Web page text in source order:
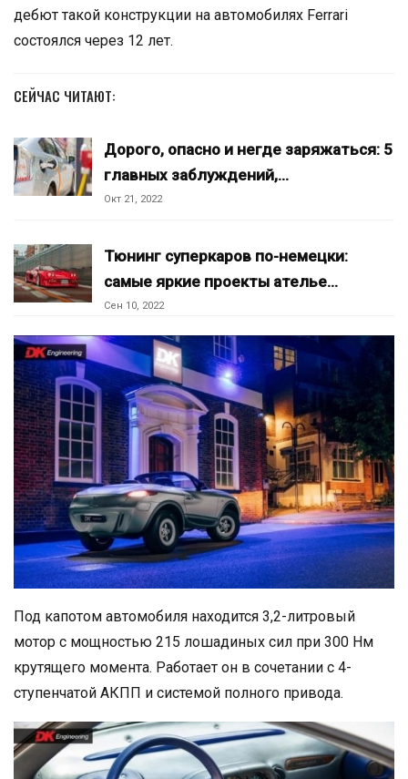
дебют такой конструкции на автомобилях Ferrari
состоялся через 12 лет.
СЕЙЧАС ЧИТАЮТ:
Дорого, опасно и негде заряжаться: 5
главных заблуждений,…
Окт 21, 2022
Тюнинг суперкаров по-немецки:
самые яркие проекты ателье…
Сен 10, 2022
Под капотом автомобиля находится 3,2-литровый
мотор с мощностью 215 лошадиных сил при 300 Нм
крутящего момента. Работает он в сочетании с 4-
ступенчатой АКПП и системой полного привода.